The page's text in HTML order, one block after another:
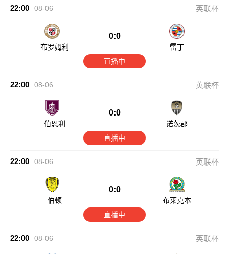
22:00 08-06 英联杯
布罗姆利
0:0
雷丁
直播中
22:00 08-06 英联杯
伯恩利
0:0
诺茨郡
直播中
22:00 08-06 英联杯
伯顿
0:0
布莱克本
直播中
22:00 08-06 英联杯